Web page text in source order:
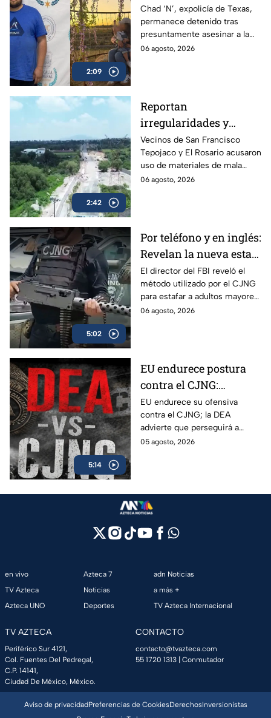
2:09
de Texas permanece
detenido por
multihomicidio en
Saltillo
Chad ‘N’, expolicía de Texas,
permanece detenido tras
presuntamente asesinar a la
familia de su expareja en
06 agosto, 2026
2:42
Reportan
irregularidades y
posible desvío de
recursos en obras
viales de Cuautitlán
Izcalli, Edomex
Vecinos de San Francisco
Tepojaco y El Rosario acusaron
uso de materiales de mala
calidad en una obra de 23
06 agosto, 2026
5:02
Por teléfono y en inglés:
Revelan la nueva estafa
del CJNG a adultos
mayores de Estados
Unidos
El director del FBI reveló el
método utilizado por el CJNG
para estafar a adultos mayores
de Estados Unidos desde
06 agosto, 2026
5:14
EU endurece postura
contra el CJNG:
advierte que también
irá por políticos que
protejan al cártel
EU endurece su ofensiva
contra el CJNG; la DEA
advierte que perseguirá a
políticos que protejan al cártel
05 agosto, 2026
en vivo
TV Azteca
Azteca UNO
Azteca 7
Noticias
Deportes
adn Noticias
a más +
TV Azteca Internacional
TV AZTECA
Periférico Sur 4121,
Col. Fuentes Del Pedregal,
C.P. 14141,
Ciudad De México, México.
CONTACTO
contacto@tvazteca.com
55 1720 1313 | Conmutador
Aviso de privacidadPreferencias de CookiesDerechosInversionistas